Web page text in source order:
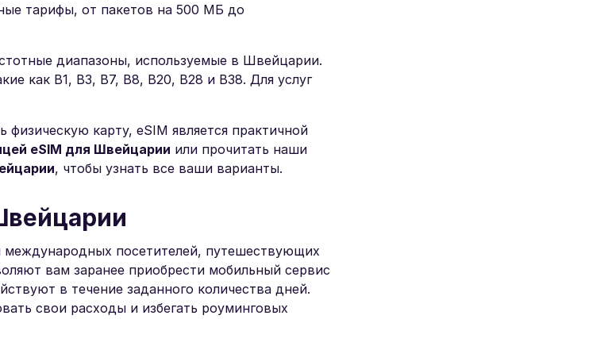
тарифы, от пакетов на 500 МБ до
диапазоны, используемые в Швейцарии.
как B1, B3, B7, B8, B20, B28 и B38. Для услуг
карту, eSIM является практичной
eSIM для Швейцарии или прочитать наши
, чтобы узнать все ваши варианты.
посетителей, путешествующих
вам заранее приобрести мобильный сервис
в течение заданного количества дней.
свои расходы и избегать роуминговых